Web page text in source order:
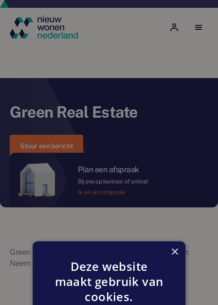
Green Real Estate
Stuur een bericht
Plan een afspraak
Bij ons op kantoor of online!
Ik wil een afspraak
Green Real Estate staat klaar voor al uw woonvragen.
Neem contact op met ons makelaarskantoor via
×
Deze website
maakt gebruik van
cookies.